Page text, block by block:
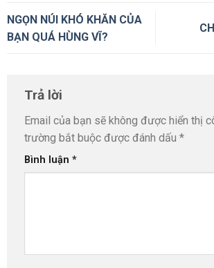
NGỌN NÚI KHÓ KHĂN CỦA
BẠN QUÁ HÙNG VĨ?
Trả lời
Email của bạn sẽ không được hiển thị
trường bắt buộc được đánh dấu *
Bình luận *